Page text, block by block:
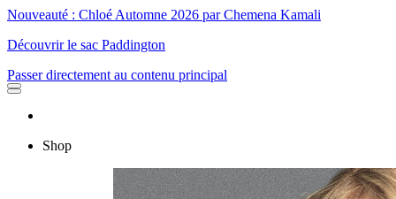
Nouveauté : Chloé Automne 2026 par Chemena Kamali
Découvrir le sac Paddington
Passer directement au contenu principal
Shop